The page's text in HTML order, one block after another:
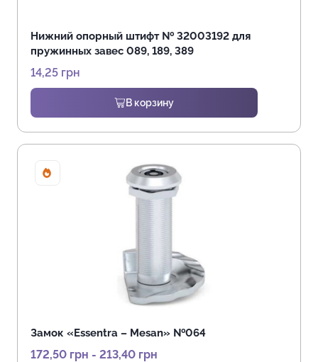
Нижний опорный штифт № 32003192 для
пружинных завес 089, 189, 389
14,25 грн
В корзину
Sale!
Замок «Essentra – Mesan» №064
172,50 грн - 213,40 грн